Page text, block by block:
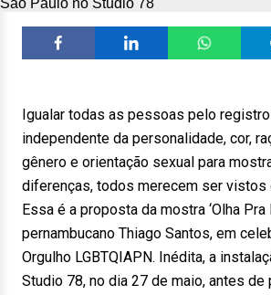
Igualar todas as pessoas pelo registro
independente da personalidade, cor,
gênero e orientação sexual para
diferenças, todos merecem ser vistos
Essa é a proposta da mostra ‘Olha
pernambucano Thiago Santos, em
Orgulho LGBTQIAPN. Inédita, a
Studio 78, no dia 27 de maio, antes de